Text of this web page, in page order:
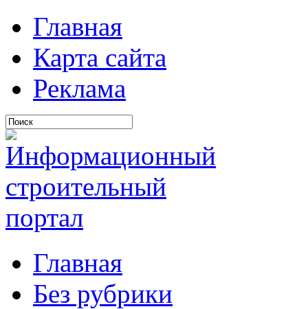
Главная
Карта сайта
Реклама
Главная
Без рубрики